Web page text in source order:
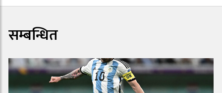
सम्बन्धित